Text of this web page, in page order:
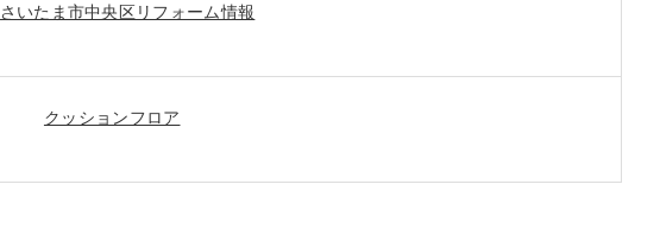
さいたま市中央区リフォーム情報
クッションフロア